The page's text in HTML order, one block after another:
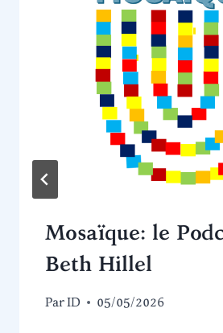
Mosaïque: le
Beth Hillel
ParID 05/05/2026